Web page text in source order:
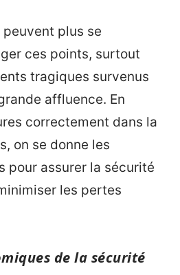
plus se
ces points, surtout
tragiques survenus
affluence. En
correctement dans la
on se donne les
pour assurer la sécurité
les pertes
de la sécurité